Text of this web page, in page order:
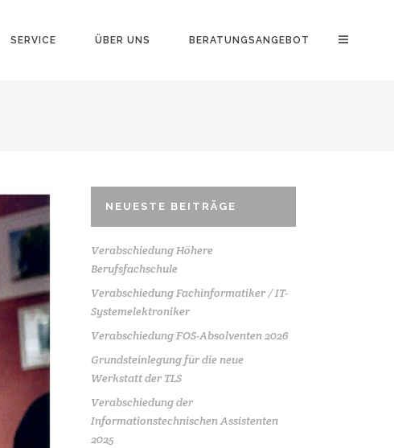
SERVICE ÜBER UNS BERATUNGSANGEBOT
NEUESTE BEITRÄGE
Verabschiedung Höhere
Berufsfachschule
Verabschiedung Fachinformatiker / IT-
Systemelektroniker
Verabschiedung FOS-Absolventen 2026
Grundsteinlegung für die neue
Werkstatt der TLS
Verabschiedung der
Informationstechnischen Assistenten
2025